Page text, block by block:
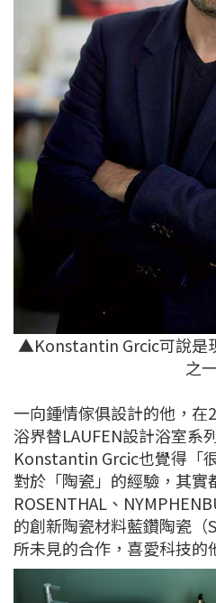
▲Konstantin Grcic可說是
之
一向鍾情傢俱設計的他，
浴界替LAUFEN設計浴室系
Konstantin Grcic也覺得「
對於「陶瓷」的經驗，其
ROSENTHAL、
的創新陶瓷材料藍鑽陶瓷
所未見的合作，喜愛科技的